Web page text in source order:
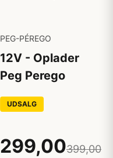
PEG-PÉREGO
12V - Oplader
Peg Perego
UDSALG
299,00399,00